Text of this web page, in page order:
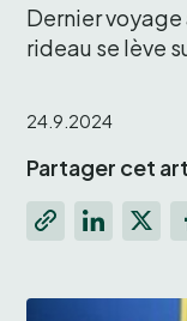
Dernier voyage
rideau se lève
24.9.2024
Partager cet